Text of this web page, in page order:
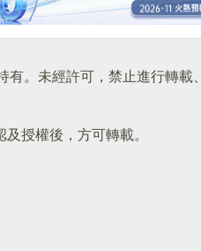
。未經許可，禁止進行轉載、
及授權後，方可轉載。